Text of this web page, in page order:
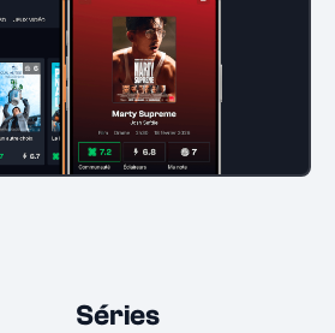
Séries